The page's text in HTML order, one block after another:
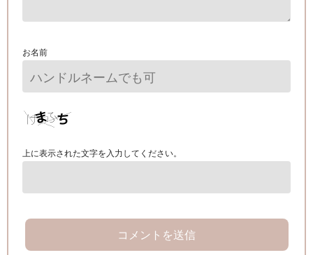
お名前
上に表示された文字を入力してください。